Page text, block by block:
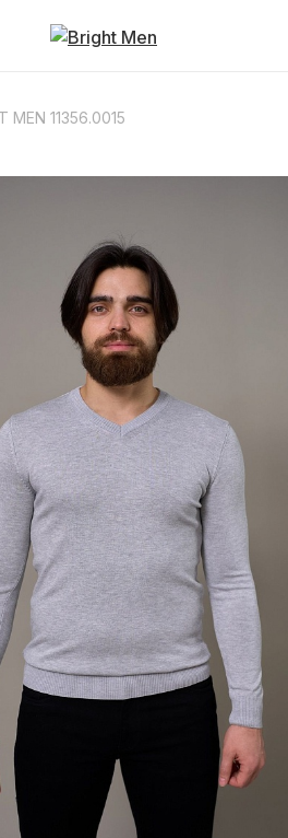
11356.0015